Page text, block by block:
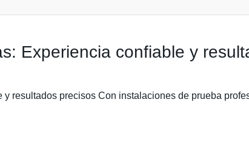
Experiencia confiable y
resultados precisos Con instalaciones de prueba